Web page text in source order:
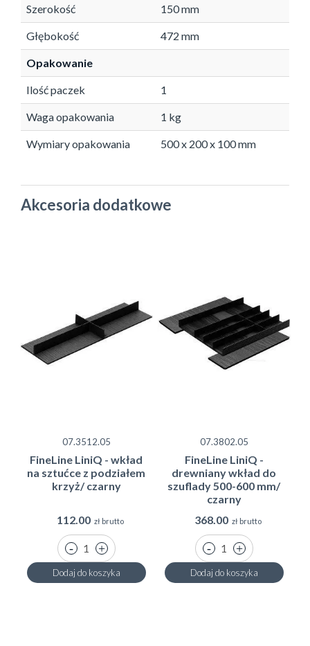
Szerokość 150 mm
Głębokość 472 mm
Opakowanie
Ilość paczek 1
Waga opakowania 1 kg
Wymiary opakowania 500 x 200 x 100 mm
Akcesoria dodatkowe
07.3512.05
FineLine LiniQ - wkład
na sztućce z podziałem
krzyż/ czarny
112.00 zł brutto
Dodaj do koszyka
07.3802.05
FineLine LiniQ -
drewniany wkład do
szuflady 500-600 mm/
czarny
368.00 zł brutto
Dodaj do koszyka